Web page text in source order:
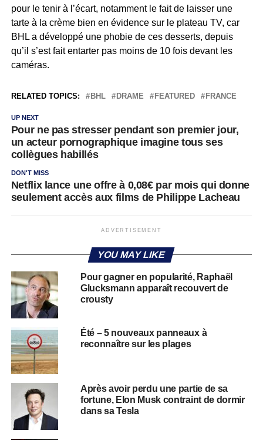
pour le tenir à l’écart, notamment le fait de laisser une
tarte à la crème bien en évidence sur le plateau TV, car
BHL a développé une phobie de ces desserts, depuis
qu’il s’est fait entarter pas moins de 10 fois devant les
caméras.
RELATED TOPICS: BHL DRAME FEATURED FRANCE
UP NEXT
Pour ne pas stresser pendant son premier jour,
un acteur pornographique imagine tous ses
collègues habillés
DON'T MISS
Netflix lance une offre à 0,08€ par mois qui donne
seulement accès aux films de Philippe Lacheau
ADVERTISEMENT
YOU MAY LIKE
Pour gagner en popularité, Raphaël
Glucksmann apparaît recouvert de
crousty
Été – 5 nouveaux panneaux à
reconnaître sur les plages
Après avoir perdu une partie de sa
fortune, Elon Musk contraint de dormir
dans sa Tesla